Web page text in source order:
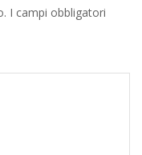
I campi obbligatori